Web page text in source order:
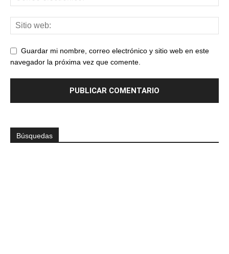
Guardar mi nombre, correo electrónico y sitio web en este
navegador la próxima vez que comente.
Búsquedas